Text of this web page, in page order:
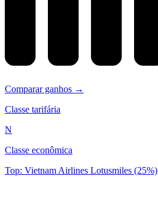
Comparar ganhos →
Classe tarifária
N
Classe econômica
Top: Vietnam Airlines Lotusmiles (25%)